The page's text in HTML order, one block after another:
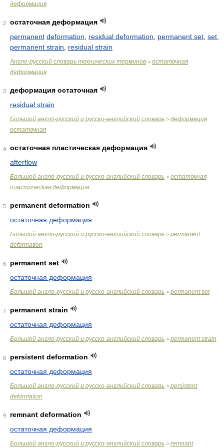
деформация
2
остаточная деформация
permanent deformation residual deformation permanent set set
permanent strain
residual strain
Англо-русский словарь технических терминов > остаточная
деформация
3
деформация остаточная
residual strain
Большой англо-русский и русско-английский словарь > деформация
остаточная
4
остаточная пластическая деформация
afterflow
Большой англо-русский и русско-английский словарь > остаточная
пластическая деформация
5
permanent deformation
остаточная деформация
Большой англо-русский и русско-английский словарь > permanent
deformation
6
permanent set
остаточная деформация
Большой англо-русский и русско-английский словарь > permanent set
7
permanent strain
остаточная деформация
Большой англо-русский и русско-английский словарь > permanent strain
8
persistent deformation
остаточная деформация
Большой англо-русский и русско-английский словарь > persistent
deformation
9
remnant deformation
остаточная деформация
Большой англо-русский и русско-английский словарь > remnant